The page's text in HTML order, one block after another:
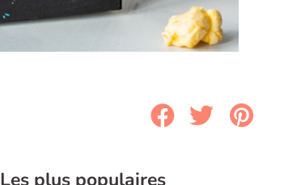
Les plus populaires